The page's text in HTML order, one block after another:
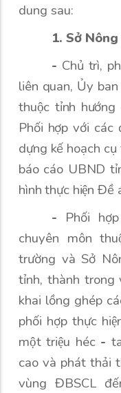
dung sau:
1. Sở
- Chủ trì,
liên quan, Ủy
thuộc tỉnh
Phối hợp với các
dựng kế hoạch
báo cáo UBND
hình thực hiện Đề
- Phối
chuyên môn
trường và Sở
tỉnh, thành trong
khai lồng ghép
phối hợp thực
một triệu héc -
cao và phát thải
vùng ĐBSCL